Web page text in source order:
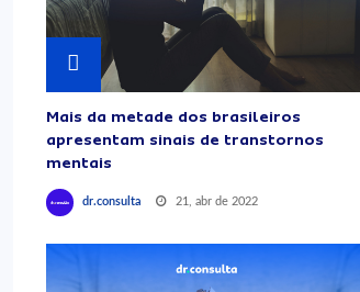
Mais da metade dos brasileiros
apresentam sinais de transtornos
mentais
dr.consulta 21, abr de 2022